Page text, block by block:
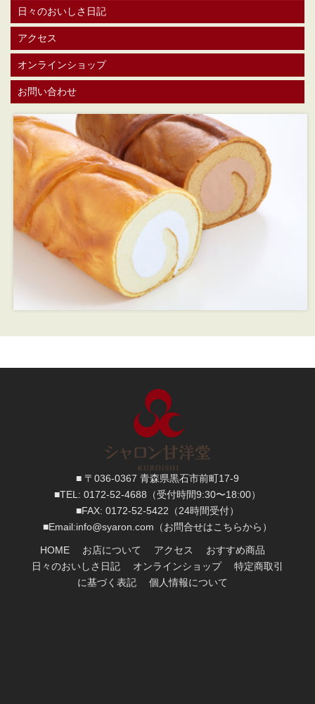
日々のおいしさ日記
アクセス
オンラインショップ
お問い合わせ
■ 〒036-0367 青森県黒石市前町17-9
■TEL: 0172-52-4688 （受付時間9:30〜18:00）
■FAX: 0172-52-5422 （24時間受付）
■Email:info@syaron.com （お問合せはこちらから）
HOME お店について アクセス
おすすめ商品
日々のおいしさ日記
オンラインショップ
特定商取引
に基づく表記
個人情報について